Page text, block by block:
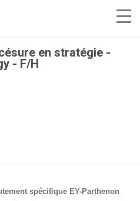
en stratégie -
- F/H
spécifique EY-Parthenon